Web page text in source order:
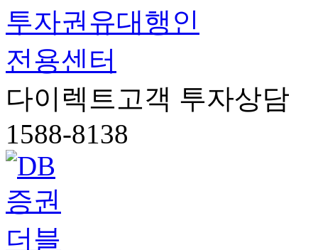
투자권유대행인
전용센터
다이렉트고객 투자상담
1588-8138